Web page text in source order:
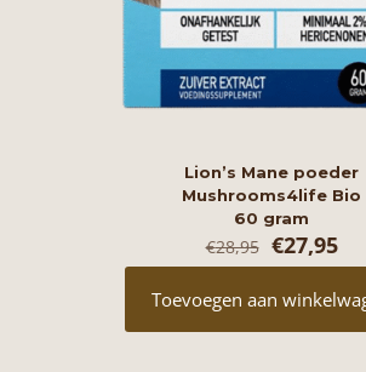
Lion’s Mane poeder
Mushrooms4life Bio
60 gram
€28,95
prijs
was:
€28,95.
€27,95
is:
Toevoegen aan